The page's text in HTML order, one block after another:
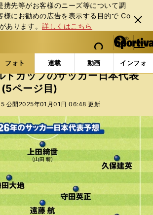
携先等がお客様のニーズ等について調
様にお勧めの広告を表⽰する⽬的で Co
あります。詳しくはこちら
閉じ
る
web Sportiva (webスポルティーバ)
検索
マイペ
ー
ジ
メニュ
フォト 連載 動画 インフォ
ー コラムフォト 2026年ワールドカ
カップのサッカー日本代表
ページ目)
公開 2025年01月01日 06:48 更新